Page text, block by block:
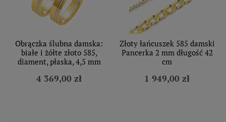
Obrączka ślubna damska:
białe i żółte złoto 585,
diament, płaska, 4,5 mm
4 369,00 zł
Złoty łańcuszek 585 damski
Pancerka 2 mm długość 42
cm
1 949,00 zł